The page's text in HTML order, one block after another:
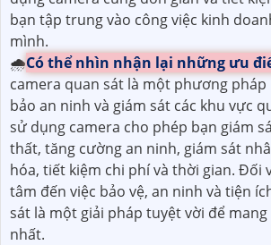
bạn tập trung vào công việc kinh
mình.
🌧️Có thể nhìn nhận lại những ưu
camera quan sát là một phương pháp
bảo an ninh và giám sát các khu vực
sử dụng camera cho phép bạn giám
thất, tăng cường an ninh, giám sát
hóa, tiết kiệm chi phí và thời gian. Đối
tâm đến việc bảo vệ, an ninh và tiện
sát là một giải pháp tuyệt vời để
nhất.